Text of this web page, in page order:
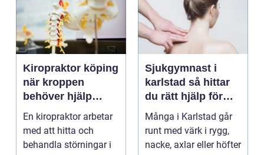
Kiropraktor köping
när kroppen
behöver hjälp
tillbaka
En kiropraktor arbetar
med att hitta och
behandla störningar i
Sjukgymnast i
karlstad så hittar
du rätt hjälp för
kroppen
Många i Karlstad går
runt med värk i rygg,
nacke, axlar eller höfter